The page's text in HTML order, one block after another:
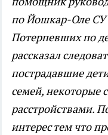
по Йошкар-Оле
Потерпевших по
рассказал
пострадавшие
семей, некоторые
расстройствами.
интерес тем что